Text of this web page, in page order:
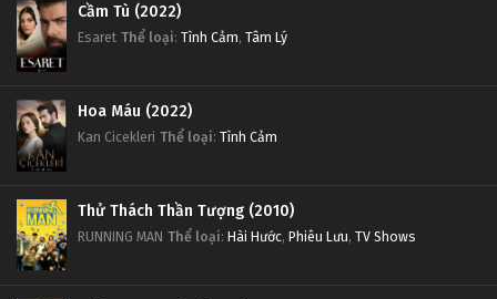
Cầm Tù (2022)
Esaret Thể loại: Tình Cảm, Tâm Lý
Hoa Máu (2022)
Kan Cicekleri Thể loại: Tình Cảm
Thử Thách Thần Tượng (2010)
RUNNING MAN Thể loại: Hài Hước, Phiêu Lưu, TV Shows